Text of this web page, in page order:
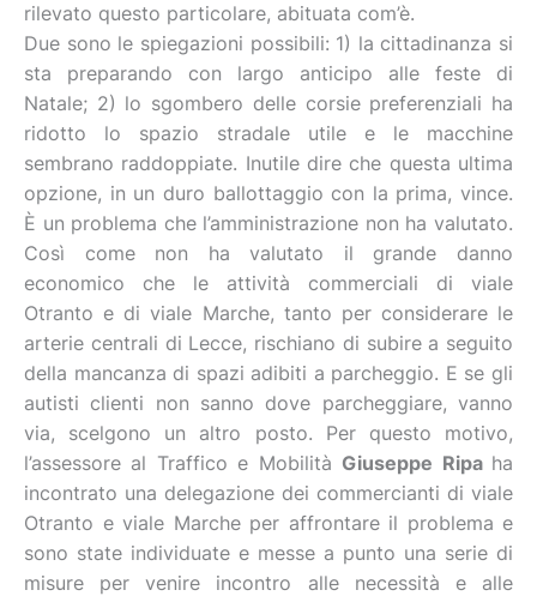
rilevato questo particolare, abituata com’è.
Due sono le spiegazioni possibili: 1) la cittadinanza si
sta preparando con largo anticipo alle feste di
Natale; 2) lo sgombero delle corsie preferenziali ha
ridotto lo spazio stradale utile e le macchine
sembrano raddoppiate. Inutile dire che questa ultima
opzione, in un duro ballottaggio con la prima, vince.
È un problema che l’amministrazione non ha valutato.
Così come non ha valutato il grande danno
economico che le attività commerciali di viale
Otranto e di viale Marche, tanto per considerare le
arterie centrali di Lecce, rischiano di subire a seguito
della mancanza di spazi adibiti a parcheggio. E se gli
autisti clienti non sanno dove parcheggiare, vanno
via, scelgono un altro posto. Per questo motivo,
l’assessore al Traffico e Mobilità Giuseppe Ripa ha
incontrato una delegazione dei commercianti di viale
Otranto e viale Marche per affrontare il problema e
sono state individuate e messe a punto una serie di
misure per venire incontro alle necessità e alle